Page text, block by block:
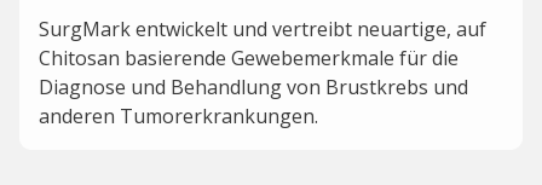
SurgMark entwickelt und vertreibt neuartige, auf
Chitosan basierende Gewebemerkmale für die
Diagnose und Behandlung von Brustkrebs und
anderen Tumorerkrankungen.